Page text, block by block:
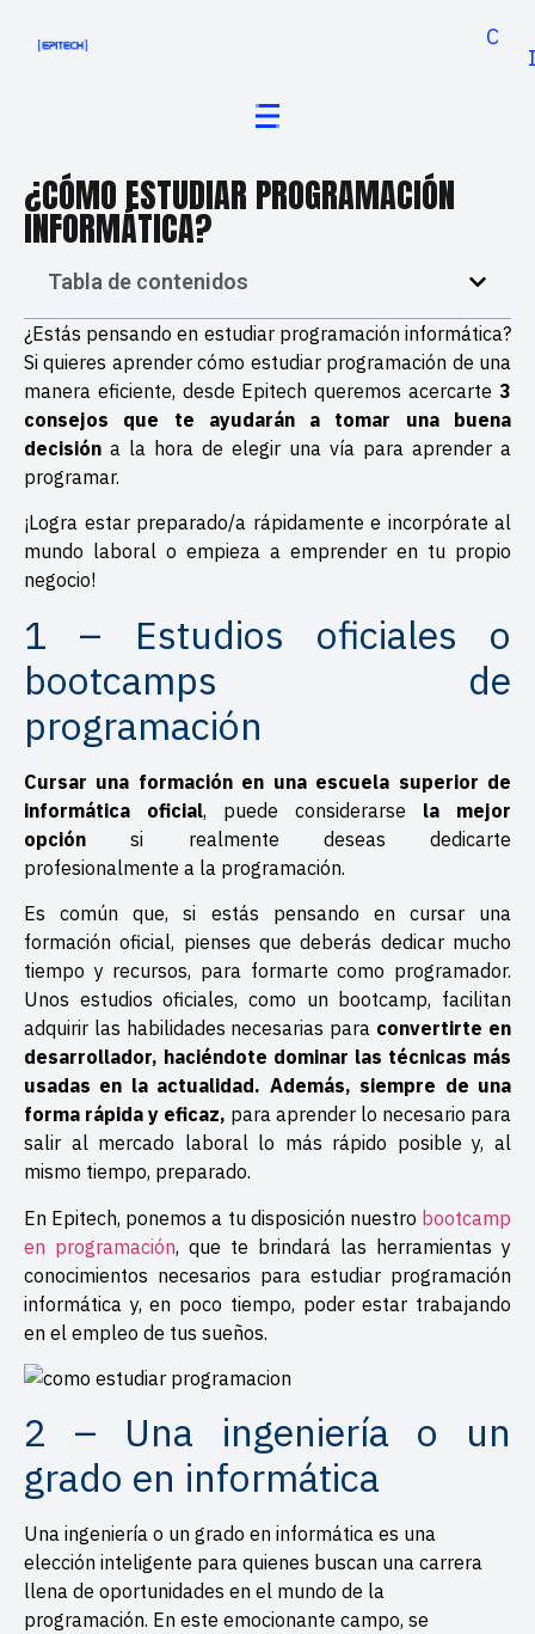
¿CÓMO ESTUDIAR PROGRAMACIÓN
INFORMÁTICA?
Tabla de contenidos
¿Estás pensando en estudiar programación informática?
Si quieres aprender cómo estudiar programación de una
manera eficiente, desde Epitech queremos acercarte 3
consejos que te ayudarán a tomar una buena
decisión a la hora de elegir una vía para aprender a
programar.
¡Logra estar preparado/a rápidamente e incorpórate al
mundo laboral o empieza a emprender en tu propio
negocio!
1 – Estudios oficiales o
bootcamps de
programación
Cursar una formación en una escuela superior de
informática oficial, puede considerarse la mejor
opción si realmente deseas dedicarte
profesionalmente a la programación.
Es común que, si estás pensando en cursar una
formación oficial, pienses que deberás dedicar mucho
tiempo y recursos, para formarte como programador.
Unos estudios oficiales, como un bootcamp, facilitan
adquirir las habilidades necesarias para convertirte en
desarrollador, haciéndote dominar las técnicas más
usadas en la actualidad. Además, siempre de una
forma rápida y eficaz, para aprender lo necesario para
salir al mercado laboral lo más rápido posible y, al
mismo tiempo, preparado.
En Epitech, ponemos a tu disposición nuestro bootcamp
en programación, que te brindará las herramientas y
conocimientos necesarios para estudiar programación
informática y, en poco tiempo, poder estar trabajando
en el empleo de tus sueños.
2 – Una ingeniería o un
grado en informática
Una ingeniería o un grado en informática es una
elección inteligente para quienes buscan una carrera
llena de oportunidades en el mundo de la
programación. En este emocionante campo, se